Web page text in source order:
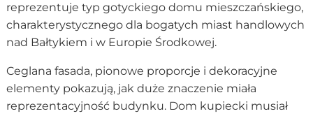
reprezentuje typ gotyckiego domu mieszczańskiego,
charakterystycznego dla bogatych miast handlowych
nad Bałtykiem i w Europie Środkowej.
Ceglana fasada, pionowe proporcje i dekoracyjne
elementy pokazują, jak duże znaczenie miała
reprezentacyjność budynku. Dom kupiecki musiał